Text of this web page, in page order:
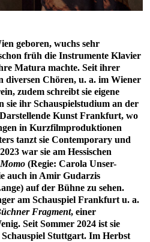
geboren, wuchs sehr
früh die Instrumente Klavier
Matura machte. Seit ihrer
diversen Chören, u. a. im Wiener
zudem schreibt sie eigene
sie ihr Schauspielstudium an der
Kunst Frankfurt, wo
in Kurzfilmproduktionen
tanzt sie Contemporary und
war sie am Hessischen
Momo (Regie: Carola Unser-
auch in Amir Gudarzis
auf der Bühne zu sehen.
am Schauspiel Frankfurt u. a.
Fragment, einer
Seit Sommer 2024 ist sie
Schauspiel Stuttgart. Im Herbst